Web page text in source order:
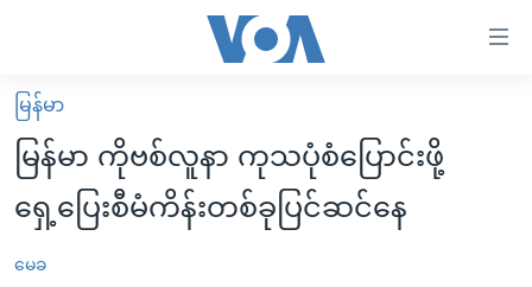
လွယ်ကူ
စေ
Link
များ
မူလစာမျက်နှာ
မြန်မာ
ကမ္ဘာ့သတင်းများ
မြန်မာ
မြန်မာ ကိုဗစ်လူနာ ကုသပုံစံပြောင်းဖို့
ရှေ့ပြေးစီမံကိန်းတစ်ခုပြင်ဆင်နေ
မေခ